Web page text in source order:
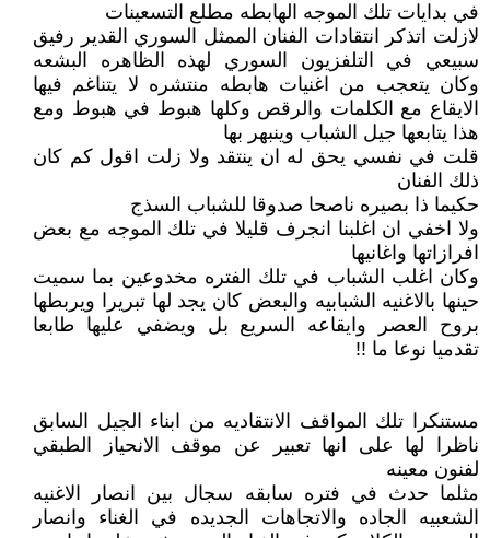
في بدايات تلك الموجه الهابطه مطلع التسعينات
لازلت اتذكر انتقادات الفنان الممثل السوري القدير رفيق
سبيعي في التلفزيون السوري لهذه الظاهره البشعه
وكان يتعجب من اغنيات هابطه منتشره لا يتناغم فيها
الايقاع مع الكلمات والرقص وكلها هبوط في هبوط ومع
هذا يتابعها جيل الشباب وينبهر بها
قلت في نفسي يحق له ان ينتقد ولا زلت اقول كم كان
ذلك الفنان
حكيما ذا بصيره ناصحا صدوقا للشباب السذج
ولا اخفي ان اغلبنا انجرف قليلا في تلك الموجه مع بعض
افرازاتها واغانيها
وكان اغلب الشباب في تلك الفتره مخدوعين بما سميت
حينها بالاغنيه الشبابيه والبعض كان يجد لها تبريرا ويربطها
بروح العصر وايقاعه السريع بل ويضفي عليها طابعا
تقدميا نوعا ما !!
مستنكرا تلك المواقف الانتقاديه من ابناء الجيل السابق
ناظرا لها على انها تعبير عن موقف الانحياز الطبقي
لفنون معينه
مثلما حدث في فتره سابقه سجال بين انصار الاغنيه
الشعبيه الجاده والاتجاهات الجديده في الغناء وانصار